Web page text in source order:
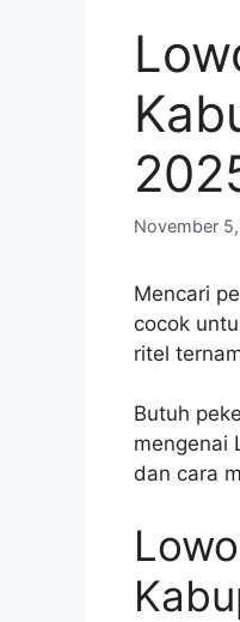
November
Mencari
cocok
ritel
Butuh
mengenai
dan cara